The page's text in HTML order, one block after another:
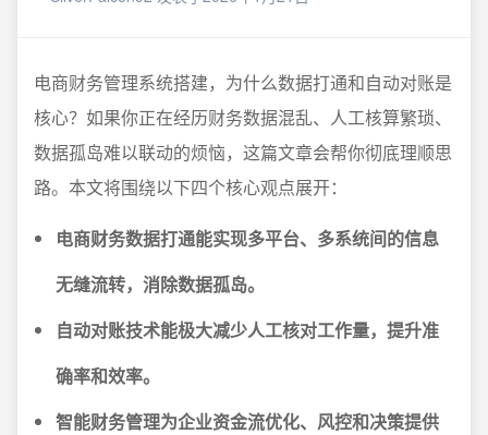
电商财务管理系统搭建，为什么数据打通和自动对账是
核心？如果你正在经历财务数据混乱、人工核算繁琐、
数据孤岛难以联动的烦恼，这篇文章会帮你彻底理顺思
路。本文将围绕以下四个核心观点展开：
电商财务数据打通能实现多平台、多系统间的信息
无缝流转，消除数据孤岛。
自动对账技术能极大减少人工核对工作量，提升准
确率和效率。
智能财务管理为企业资金流优化、风控和决策提供